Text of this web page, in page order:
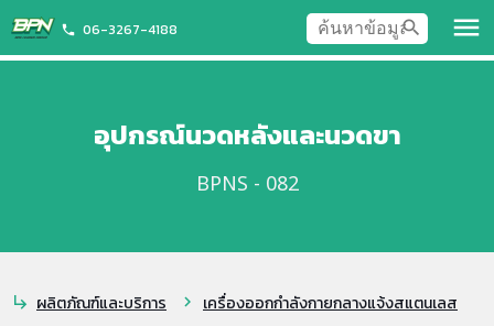
phone 06-3267-4188 menu
search
อุปกรณ์นวดหลังและนวดขา
BPNS - 082
subdirectory_arrow_right ผลิตภัณฑ์และบริการ chevron_right เครื่องออกกำลังกายกลางแจ้งสแตนเลส